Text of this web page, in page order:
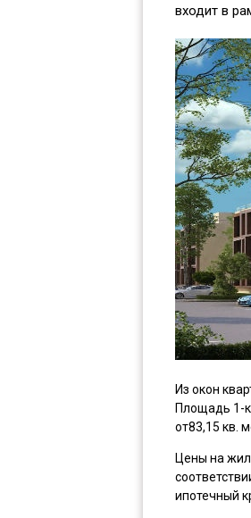
входит в
Из окон
Площадь 1-
от83,15 кв.
Цены на
ипотечный